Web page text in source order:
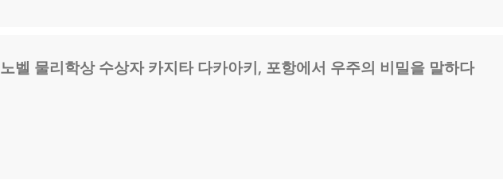
노벨 물리학상 수상자 카지타 다카아키, 포항에서 우주의 비밀을 말하다